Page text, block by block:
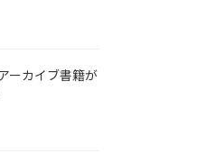
ーカイブ書籍が